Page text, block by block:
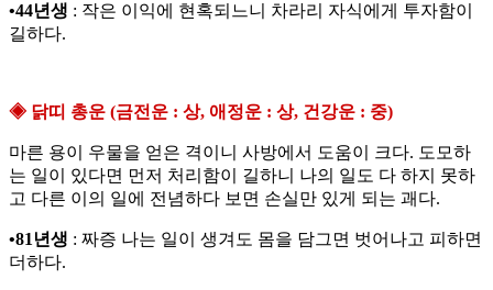
•44년생 : 작은 이익에 현혹되느니 차라리 자식에게 투자함이
길하다.
◈ 닭띠 총운 (금전운 : 상, 애정운 : 상, 건강운 : 중)
마른 용이 우물을 얻은 격이니 사방에서 도움이 크다. 도모하
는 일이 있다면 먼저 처리함이 길하니 나의 일도 다 하지 못하
고 다른 이의 일에 전념하다 보면 손실만 있게 되는 괘다.
•81년생 : 짜증 나는 일이 생겨도 몸을 담그면 벗어나고 피하면
더하다.